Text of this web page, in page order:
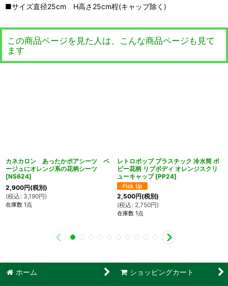
■サイズ直径25cm H高さ25cm程(キャップ除く)
この商品ページを見た人は、こんな商品ページも見て
ます
カネカロン あったかボアシーツ ベ
ージュにオレンジ系の花柄シーツ
[NS624]
2,900円(税別)
(税込 : 3,190円)
在庫数 1点
レトロポップ プラスチック 冷水筒 ポ
ピー花柄 リブボディ オレンジスクリ
ューキャップ [PP24]
2,500円(税別)
(税込 : 2,750円)
在庫数 1点
ホーム ショッピングカート